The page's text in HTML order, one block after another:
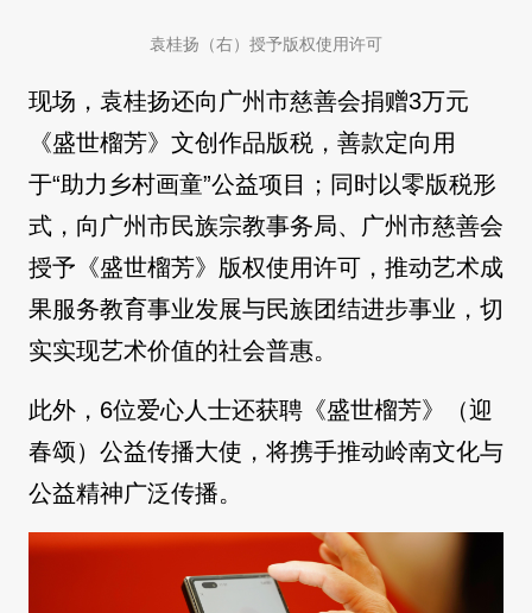
袁桂扬（右）授予版权使用许可
现场，袁桂扬还向广州市慈善会捐赠3万元
《盛世榴芳》文创作品版税，善款定向用
于“助力乡村画童”公益项目；同时以零版税形
式，向广州市民族宗教事务局、广州市慈善会
授予《盛世榴芳》版权使用许可，推动艺术成
果服务教育事业发展与民族团结进步事业，切
实实现艺术价值的社会普惠。
此外，6位爱心人士还获聘《盛世榴芳》（迎
春颂）公益传播大使，将携手推动岭南文化与
公益精神广泛传播。